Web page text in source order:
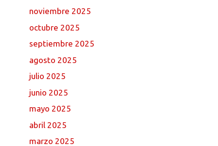
noviembre 2025
octubre 2025
septiembre 2025
agosto 2025
julio 2025
junio 2025
mayo 2025
abril 2025
marzo 2025